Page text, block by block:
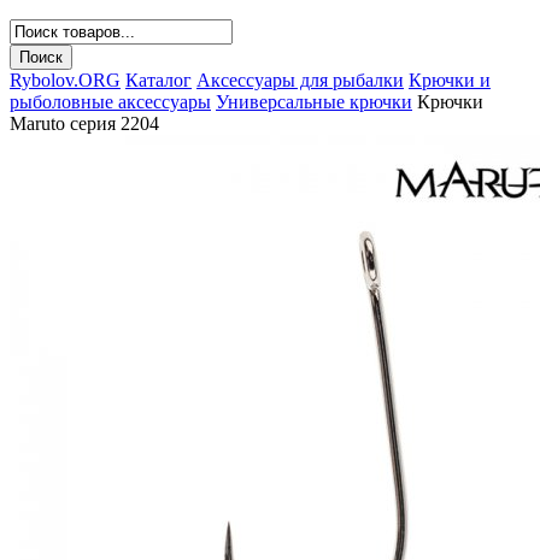
Rybolov.ORG Каталог Аксессуары для рыбалки Крючки и
рыболовные аксессуары Универсальные крючки Крючки
Maruto серия 2204